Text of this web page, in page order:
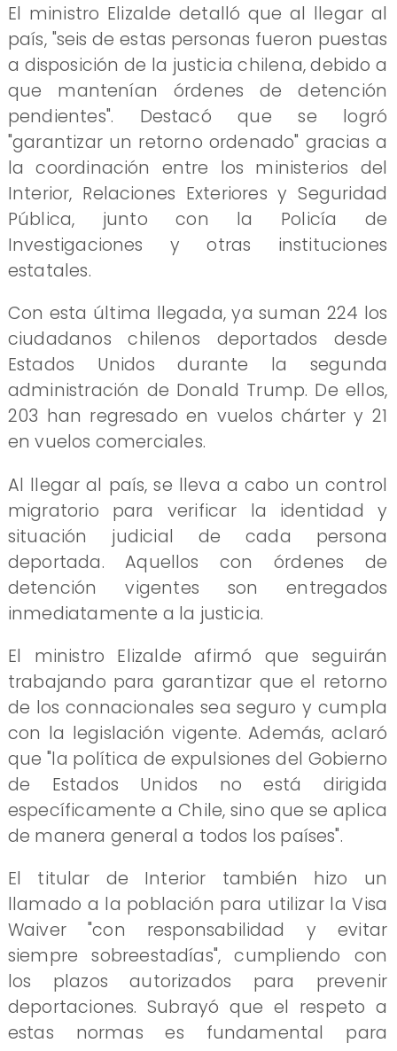
El ministro Elizalde detalló que al llegar al
país, "seis de estas personas fueron puestas
a disposición de la justicia chilena, debido a
que mantenían órdenes de detención
pendientes". Destacó que se logró
"garantizar un retorno ordenado" gracias a
la coordinación entre los ministerios del
Interior, Relaciones Exteriores y Seguridad
Pública, junto con la Policía de
Investigaciones y otras instituciones
estatales.
Con esta última llegada, ya suman 224 los
ciudadanos chilenos deportados desde
Estados Unidos durante la segunda
administración de Donald Trump. De ellos,
203 han regresado en vuelos chárter y 21
en vuelos comerciales.
Al llegar al país, se lleva a cabo un control
migratorio para verificar la identidad y
situación judicial de cada persona
deportada. Aquellos con órdenes de
detención vigentes son entregados
inmediatamente a la justicia.
El ministro Elizalde afirmó que seguirán
trabajando para garantizar que el retorno
de los connacionales sea seguro y cumpla
con la legislación vigente. Además, aclaró
que "la política de expulsiones del Gobierno
de Estados Unidos no está dirigida
específicamente a Chile, sino que se aplica
de manera general a todos los países".
El titular de Interior también hizo un
llamado a la población para utilizar la Visa
Waiver "con responsabilidad y evitar
siempre sobreestadías", cumpliendo con
los plazos autorizados para prevenir
deportaciones. Subrayó que el respeto a
estas normas es fundamental para